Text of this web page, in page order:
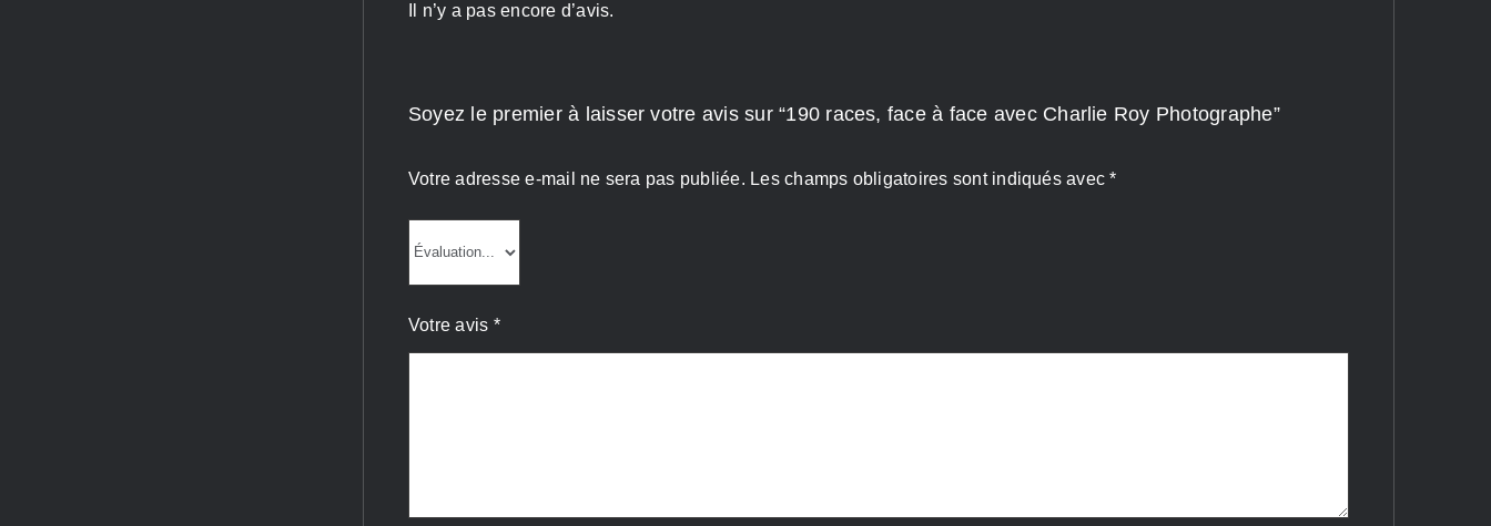
Il n’y a pas encore d’avis.
Soyez le premier à laisser votre avis sur “190 races, face à face avec Charlie Roy Photographe”
Votre adresse e-mail ne sera pas publiée. Les champs obligatoires sont indiqués avec*
Votre avis *